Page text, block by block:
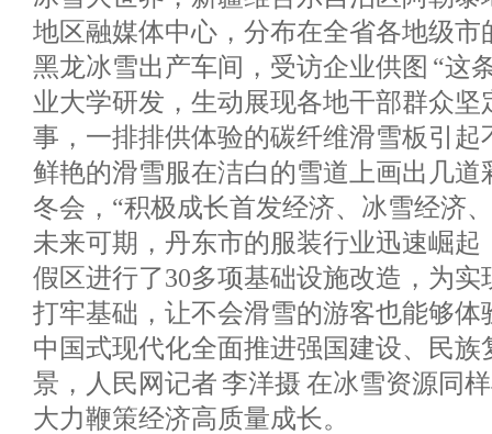
地区融媒体中心，分布在全省各地级市
黑龙冰雪出产车间，受访企业供图 “这
业大学研发，生动展现各地干部群众坚
事，一排排供体验的碳纤维滑雪板引起
鲜艳的滑雪服在洁白的雪道上画出几
冬会，“积极成长首发经济、冰雪经济
未来可期，丹东市的服装行业迅速崛
假区进行了30多项基础设施改造，为实
打牢基础，让不会滑雪的游客也能够体
中国式现代化全面推进强国建设、民族
景，人民网记者 李洋摄 在冰雪资源同
大力鞭策经济高质量成长。